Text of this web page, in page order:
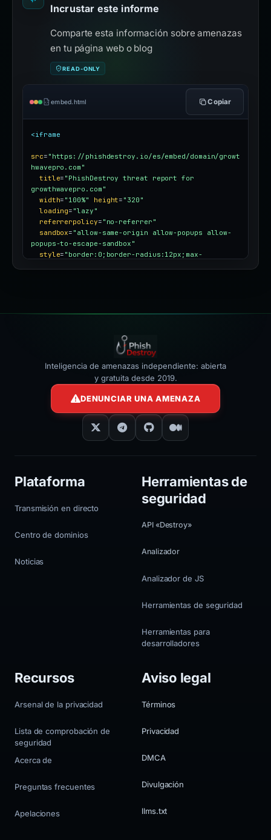
Incrustar este informe
Comparte esta información sobre amenazas
en tu página web o blog
READ-ONLY
embed.html Copiar
<iframe
src= "https://phishdestroy.io/es/embed/domain/growt
hwavepro.com"
title= "PhishDestroy threat report for
growthwavepro.com"
width= "100%" height= "320"
loading= "lazy"
referrerpolicy= "no-referrer"
sandbox= "allow-same-origin allow-popups allow-
popups-to-escape-sandbox"
style= "border:0;border-radius:12px;max-
Inteligencia de amenazas independiente: abierta
y gratuita desde 2019.
DENUNCIAR UNA AMENAZA
Plataforma
Transmisión en directo
Centro de dominios
Noticias
Herramientas de
seguridad
API «Destroy»
Analizador
Analizador de JS
Herramientas de seguridad
Herramientas para
desarrolladores
Recursos
Arsenal de la privacidad
Lista de comprobación de
seguridad
Acerca de
Preguntas frecuentes
Apelaciones
Aviso legal
Términos
Privacidad
DMCA
Divulgación
llms.txt